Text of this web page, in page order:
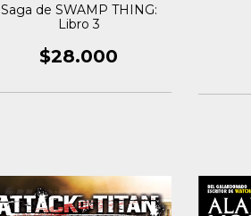
Saga de SWAMP THING:
Libro 3
$28.000